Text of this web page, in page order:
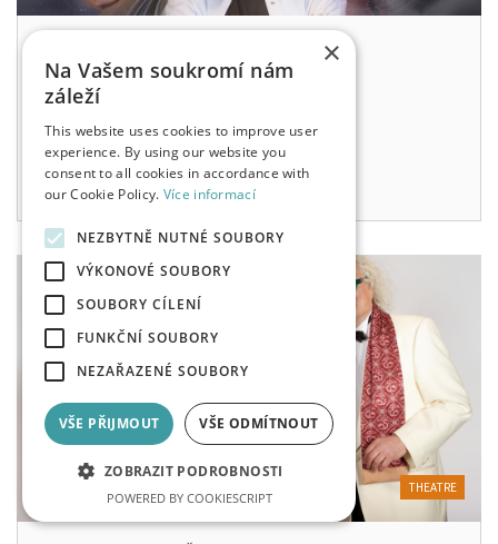
FILHARMONIE HRADEC KRÁLOVÉ - SÁL
250 - 630 KČ
Sun, 13. 12. 202619:00
THEATRE
×
Na Vašem soukromí nám
záleží
This website uses cookies to improve user
experience. By using our website you
consent to all cookies in accordance with
our Cookie Policy. Více informací
NEZBYTNĚ NUTNÉ SOUBORY
VÝKONOVÉ SOUBORY
SOUBORY CÍLENÍ
FUNKČNÍ SOUBORY
NEZAŘAZENÉ SOUBORY
VŠE PŘIJMOUT VŠE ODMÍTNOUT
ZOBRAZIT PODROBNOSTI
POWERED BY COOKIESCRIPT